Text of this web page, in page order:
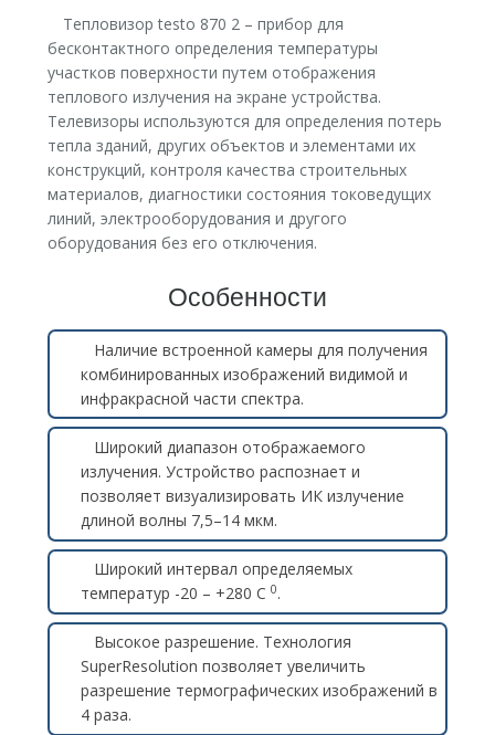
Тепловизор testo 870 2 – прибор для
бесконтактного определения температуры
участков поверхности путем отображения
теплового излучения на экране устройства.
Телевизоры используются для определения потерь
тепла зданий, других объектов и элементами их
конструкций, контроля качества строительных
материалов, диагностики состояния токоведущих
линий, электрооборудования и другого
оборудования без его отключения.
Особенности
Наличие встроенной камеры для получения
комбинированных изображений видимой и
инфракрасной части спектра.
Широкий диапазон отображаемого
излучения. Устройство распознает и
позволяет визуализировать ИК излучение
длиной волны 7,5–14 мкм.
Широкий интервал определяемых
температур -20 – +280 С 0.
Высокое разрешение. Технология
SuperResolution позволяет увеличить
разрешение термографических изображений в
4 раза.